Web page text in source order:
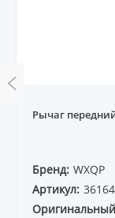
Рычаг передний
Бренд: WXQP
Артикул: